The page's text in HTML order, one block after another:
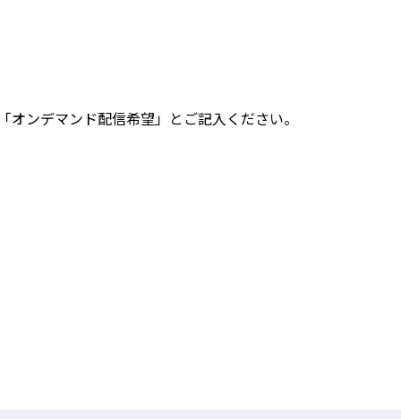
ンデマンド配信希望」とご記入ください。